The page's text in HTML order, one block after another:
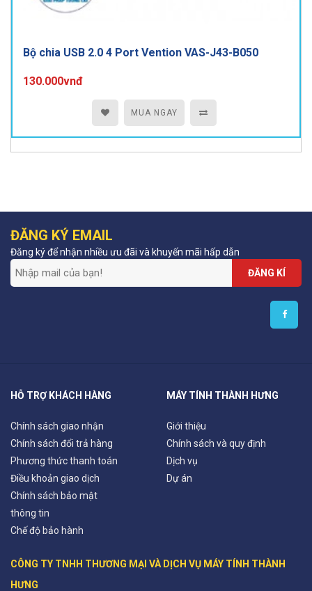
Bộ chia USB 2.0 4 Port Vention VAS-J43-B050
130.000vnđ
MUA NGAY
ĐĂNG KÝ EMAIL
Đăng ký để nhận nhiều ưu đãi và khuyến mãi hấp dẫn
ĐĂNG KÍ
HỖ TRỢ KHÁCH HÀNG
Chính sách giao nhận
Chính sách đổi trả hàng
Phương thức thanh toán
Điều khoản giao dịch
Chính sách bảo mật
thông tin
Chế độ bảo hành
MÁY TÍNH THÀNH HƯNG
Giới thiệu
Chính sách và quy định
Dịch vụ
Dự án
CÔNG TY TNHH THƯƠNG MẠI VÀ DỊCH VỤ MÁY TÍNH THÀNH
HƯNG